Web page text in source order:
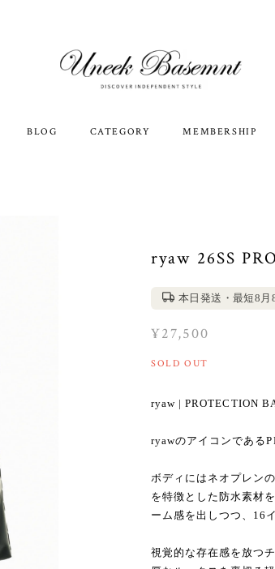
BLOG CATEGORY MEMBERSHIP
ryaw 26SS
本日発送・最短8月
¥27,500
SOLD OUT
ryaw | PROTECTION
ryawのアイコンである
ボディにはネオプレン
を特徴とした防水素材
ーム感を出しつつ、16
視覚的な存在感を放つ